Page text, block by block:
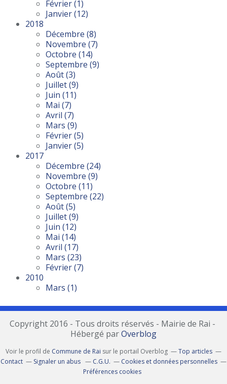
Février(1)
Janvier(12)
2018
Décembre (8)
Novembre (7)
Octobre (14)
Septembre (9)
Août(3)
Juillet(9)
Juin (11)
Mai (7)
Avril (7)
Mars (9)
Février(5)
Janvier(5)
2017
Décembre (24)
Novembre (9)
Octobre (11)
Septembre (22)
Août(5)
Juillet(9)
Juin (12)
Mai (14)
Avril (17)
Mars (23)
Février(7)
2010
Mars (1)
Copyright 2016 - Tous droits réservés - Mairie de Rai -
Hébergé parOverblog
Voir le profil de Commune de Rai sur le portail Overblog
Top articles
Contact
Signaler un abus C.G.U.
Cookies et données personnelles
Préférences cookies